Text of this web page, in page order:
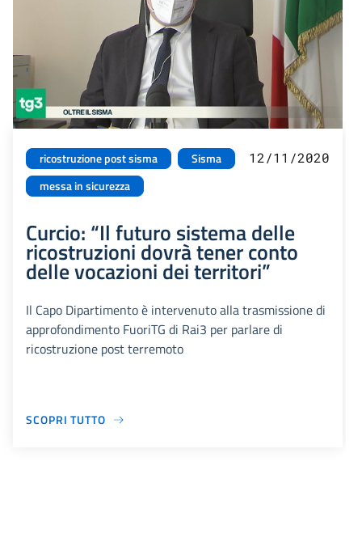
ricostruzione post sisma
Sisma
messa in sicurezza
12/11/2020
Curcio: “Il futuro sistema delle
ricostruzioni dovrà tener conto
delle vocazioni dei territori”
Il Capo Dipartimento è intervenuto alla trasmissione di
approfondimento FuoriTG di Rai3 per parlare di
ricostruzione post terremoto
SCOPRI TUTTO